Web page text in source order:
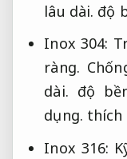
lâu dài. độ
Inox 304:
ràng.
dài. độ
dụng. thích
Inox 316: